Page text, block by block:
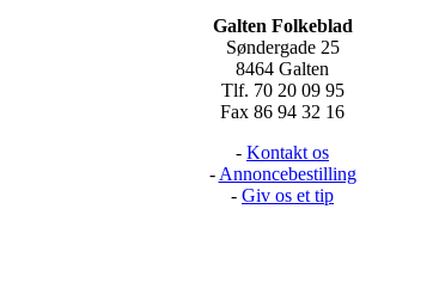
Galten Folkeblad
Søndergade 25
8464 Galten
Tlf. 70 20 09 95
Fax 86 94 32 16
- Kontakt os
- Annoncebestilling
- Giv os et tip